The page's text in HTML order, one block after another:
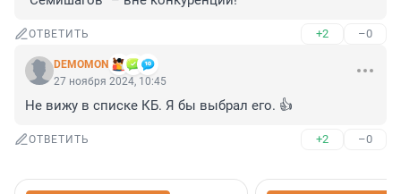
ОТВЕТИТЬ +2 –0
DEMOMON
27 ноября 2024, 10:45
Не вижу в списке КБ. Я бы выбрал его. 👍
ОТВЕТИТЬ +2 –0